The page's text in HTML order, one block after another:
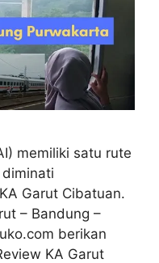
memiliki satu rute
Garut Cibatuan.
– Bandung –
berikan
KA Garut